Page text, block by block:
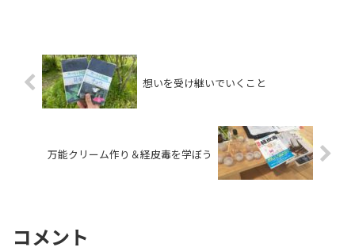
想いを受け継いでいくこと
万能クリーム作り＆経皮毒を学ぼう
コメント